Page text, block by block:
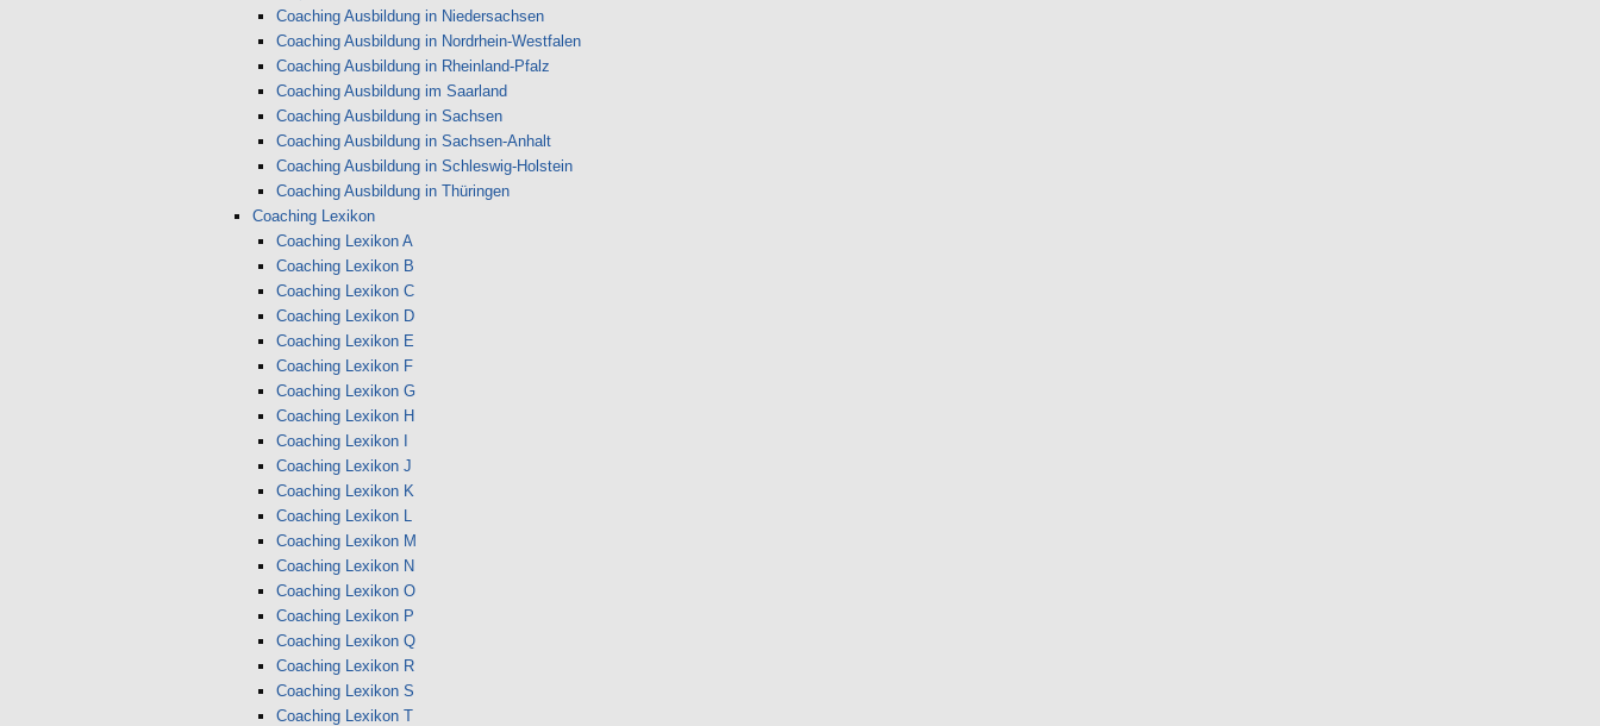
Coaching Ausbildung in Niedersachsen
Coaching Ausbildung in Nordrhein-Westfalen
Coaching Ausbildung in Rheinland-Pfalz
Coaching Ausbildung im Saarland
Coaching Ausbildung in Sachsen
Coaching Ausbildung in Sachsen-Anhalt
Coaching Ausbildung in Schleswig-Holstein
Coaching Ausbildung in Thüringen
Coaching Lexikon
Coaching Lexikon A
Coaching Lexikon B
Coaching Lexikon C
Coaching Lexikon D
Coaching Lexikon E
Coaching Lexikon F
Coaching Lexikon G
Coaching Lexikon H
Coaching Lexikon I
Coaching Lexikon J
Coaching Lexikon K
Coaching Lexikon L
Coaching Lexikon M
Coaching Lexikon N
Coaching Lexikon O
Coaching Lexikon P
Coaching Lexikon Q
Coaching Lexikon R
Coaching Lexikon S
Coaching Lexikon T